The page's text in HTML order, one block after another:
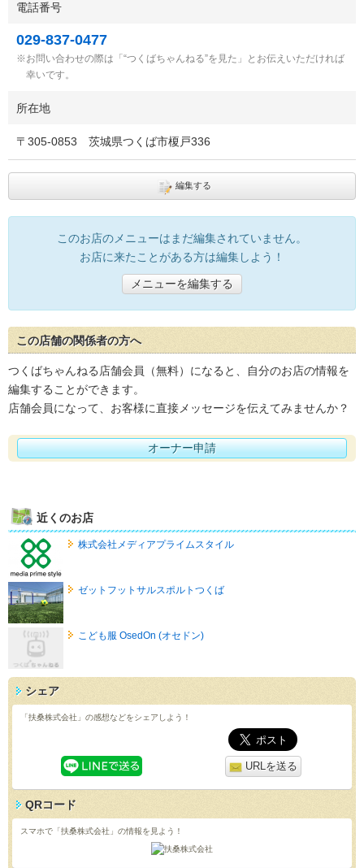
電話番号
029-837-0477
お問い合わせの際は「“つくばちゃんねる”を見た」とお伝えいただければ
幸いです。
所在地
〒 305-0853 茨城県つくば市榎戸336
編集する
このお店のメニューはまだ編集されていません。
お店に来たことがある方は編集しよう！
メニューを編集する
この店舗の関係者の方へ
つくばちゃんねる店舗会員（無料）になると、自分のお店の情報を
編集することができます。
店舗会員になって、お客様に直接メッセージを伝えてみませんか？
オーナー申請
近くのお店
株式会社メディアプライムスタイル
ゼットフットサルスポルトつくば
こども服 OsedOn (オセドン)
シェア
「扶桑株式会社」の感想などをシェアしよう！
URLを送る
QRコード
スマホで「扶桑株式会社」の情報を見よう！